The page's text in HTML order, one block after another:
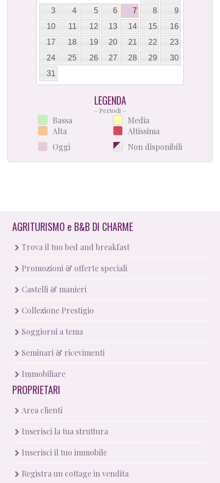
3
4 5 6 7 8
9
10
11 12 13 14 15
16
17
18 19 20 21 22
23
24
25 26 27 28 29
30
31
LEGENDA
– Periodi –
Bassa
Alta
Oggi
Media
Altissima
Non disponibili
AGRITURISMO e B&B DI CHARME
Trova il tuo bed and breakfast
Promozioni & offerte speciali
Castelli & manieri
Collezione Prestigio
Soggiorni a tema
Seminari & ricevimenti
Immobiliare
PROPRIETARI
Area clienti
Inserisci la tua struttura
Inserisci il tuo immobile
Registra un cottage in vendita